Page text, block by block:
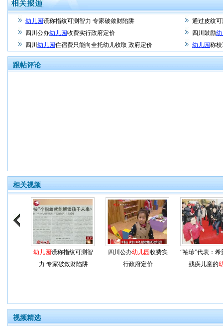
幼儿园谎称指纹可测智力 专家破敛财陷阱
通过皮纹
四川公办幼儿园收费实行政府定价 四川鼓励
四川 幼儿园住宿费只能向全托幼儿收取 政府定价 幼儿园称
跟帖评论
相关视频
幼儿园谎称指纹可测智
力 专家破敛财陷阱
四川公办幼儿园收费实
行政府定价
“袖珍”代表：
残疾儿童的
视频精选